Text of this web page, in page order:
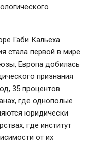
Габи Кальеха
стала первой в мире
Европа добилась
признания
35 процентов
где однополые
юридически
где институт
от их